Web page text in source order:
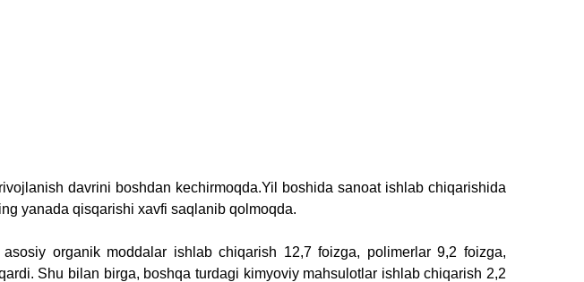
davrini boshdan kechirmoqda.Yil boshida sanoat ishlab chiqarishida
yanada qisqarishi xavfi saqlanib qolmoqda.
organik moddalar ishlab chiqarish 12,7 foizga, polimerlar 9,2 foizga,
Shu bilan birga, boshqa turdagi kimyoviy mahsulotlar ishlab chiqarish 2,2